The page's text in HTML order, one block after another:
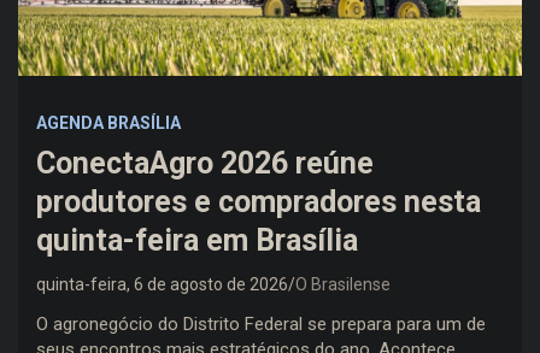
AGENDA BRASÍLIA
ConectaAgro 2026 reúne
produtores e compradores nesta
quinta-feira em Brasília
quinta-feira, 6 de agosto de 2026 O Brasilense
O agronegócio do Distrito Federal se prepara para um de